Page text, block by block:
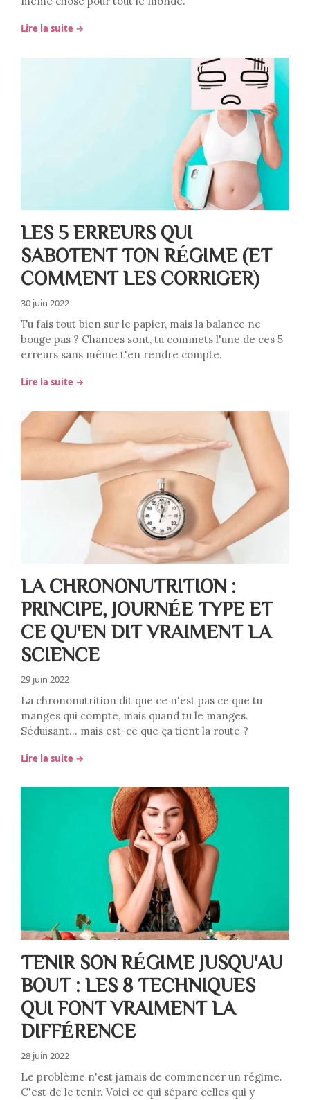
Lire la suite →
LES 5 ERREURS QUI
SABOTENT TON RÉGIME (ET
COMMENT LES CORRIGER)
30 juin 2022
Tu fais tout bien sur le papier, mais la balance ne
bouge pas ? Chances sont, tu commets l'une de ces 5
erreurs sans même t'en rendre compte.
Lire la suite →
LA CHRONONUTRITION :
PRINCIPE, JOURNÉE TYPE ET
CE QU'EN DIT VRAIMENT LA
SCIENCE
29 juin 2022
La chrononutrition dit que ce n'est pas ce que tu
manges qui compte, mais quand tu le manges.
Séduisant… mais est-ce que ça tient la route ?
Lire la suite →
TENIR SON RÉGIME JUSQU'AU
BOUT : LES 8 TECHNIQUES
QUI FONT VRAIMENT LA
DIFFÉRENCE
28 juin 2022
Le problème n'est jamais de commencer un régime.
C'est de le tenir. Voici ce qui sépare celles qui y